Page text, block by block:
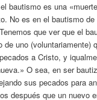
bautismo es una
No es en el bautismo
que ver que el
de uno (voluntariamente)
a Cristo, y
O sea, en ser
sus pecados para
después que un nuevo